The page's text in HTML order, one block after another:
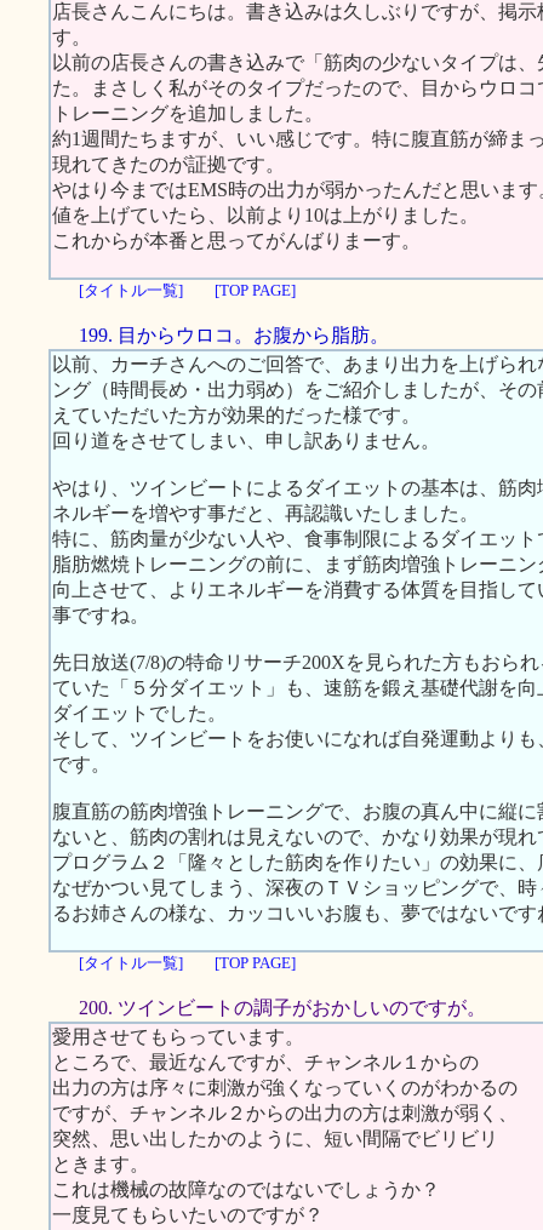
店長さんこんにちは。書き込みは久しぶりですが、掲
す。
以前の店長さんの書き込みで「筋肉の少ないタイプは
た。まさしく私がそのタイプだったので、目からウロ
トレーニングを追加しました。
約1週間たちますが、いい感じです。特に腹直筋が締ま
現れてきたのが証拠です。
やはり今まではEMS時の出力が弱かったんだと思いま
値を上げていたら、以前より10は上がりました。
これからが本番と思ってがんばりまーす。
[タイトル一覧] [TOP PAGE]
199. 目からウロコ。お腹から脂肪。
以前、カーチさんへのご回答で、あまり出力を上げら
ング（時間長め・出力弱め）をご紹介しましたが、そ
えていただいた方が効果的だった様です。
回り道をさせてしまい、申し訳ありません。
やはり、ツインビートによるダイエットの基本は、筋
ネルギーを増やす事だと、再認識いたしました。
特に、筋肉量が少ない人や、食事制限によるダイエッ
脂肪燃焼トレーニングの前に、まず筋肉増強トレーニ
向上させて、よりエネルギーを消費する体質を目指し
事ですね。
先日放送(7/8)の特命リサーチ200Xを見られた方もおら
ていた「５分ダイエット」も、速筋を鍛え基礎代謝を
ダイエットでした。
そして、ツインビートをお使いになれば自発運動より
です。
腹直筋の筋肉増強トレーニングで、お腹の真ん中に縦
ないと、筋肉の割れは見えないので、かなり効果が現れ
プログラム２「隆々とした筋肉を作りたい」の効果に
なぜかつい見てしまう、深夜のＴＶショッピングで、
るお姉さんの様な、カッコいいお腹も、夢ではないです
[タイトル一覧] [TOP PAGE]
200. ツインビートの調子がおかしいのですが。
愛用させてもらっています。
ところで、最近なんですが、チャンネル１からの
出力の方は序々に刺激が強くなっていくのがわかるの
ですが、チャンネル２からの出力の方は刺激が弱く、
突然、思い出したかのように、短い間隔でビリビリ
ときます。
これは機械の故障なのではないでしょうか？
一度見てもらいたいのですが？